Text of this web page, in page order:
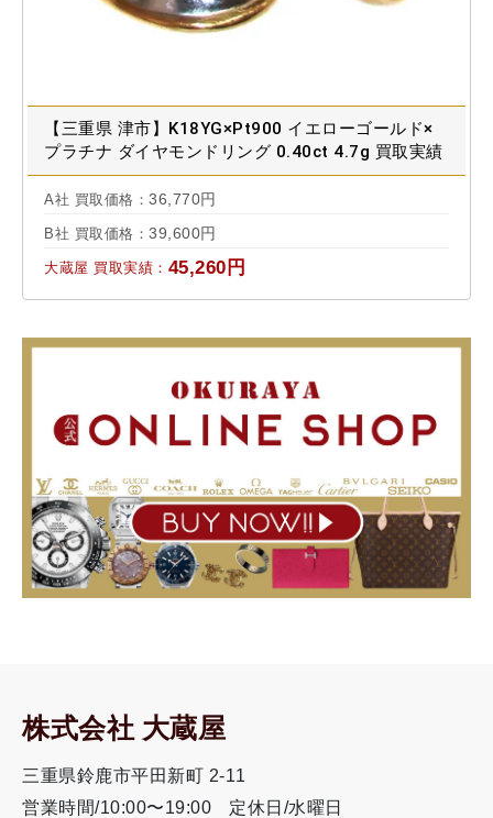
【三重県 津市】K18YG×Pt900 イエローゴールド×
プラチナ ダイヤモンドリング 0.40ct 4.7g 買取実績
2023.04
A社 買取価格： 36,770円
B社 買取価格： 39,600円
大蔵屋 買取実績： 45,260円
株式会社 大蔵屋
三重県鈴鹿市平田新町 2-11
営業時間/10:00〜19:00
定休日/水曜日